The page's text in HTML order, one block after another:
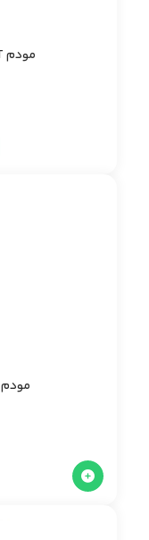
مودم ZLT مدل X28 V PRO | آکبند
مودم ZLT مدل X28 PRO | آکبند